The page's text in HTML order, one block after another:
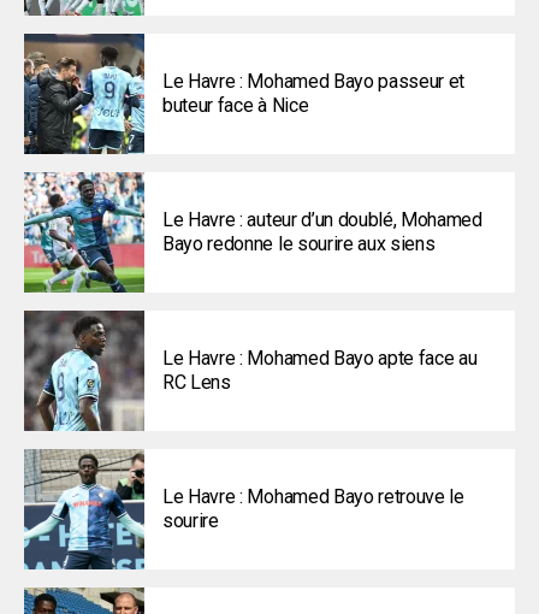
Le Havre : Mohamed Bayo passeur et
buteur face à Nice
Le Havre : auteur d’un doublé, Mohamed
Bayo redonne le sourire aux siens
Le Havre : Mohamed Bayo apte face au
RC Lens
Le Havre : Mohamed Bayo retrouve le
sourire